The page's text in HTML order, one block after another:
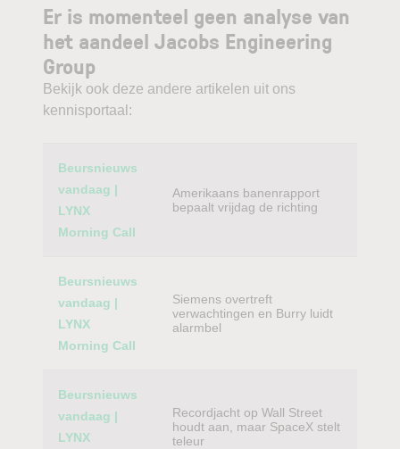
Er is momenteel geen analyse van
het aandeel Jacobs Engineering
Group
Bekijk ook deze andere artikelen uit ons
kennisportaal:
Category
Beursnieuws
vandaag |
LYNX
Morning Call
Amerikaans banenrapport
bepaalt vrijdag de richting
Beursnieuws
vandaag |
LYNX
Morning Call
Siemens overtreft
verwachtingen en Burry luidt
alarmbel
Beursnieuws
vandaag |
LYNX
Recordjacht op Wall Street
houdt aan, maar SpaceX stelt
teleur